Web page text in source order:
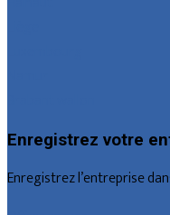
Enregistrez votre
Enregistrez l’entreprise